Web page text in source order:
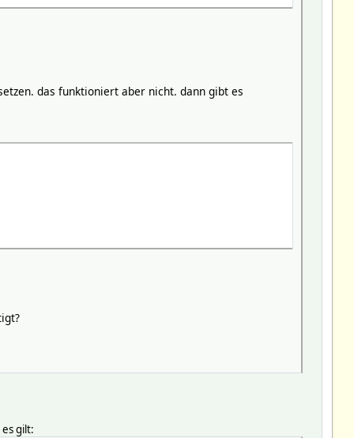
das funktioniert aber nicht. dann gibt es
gilt: